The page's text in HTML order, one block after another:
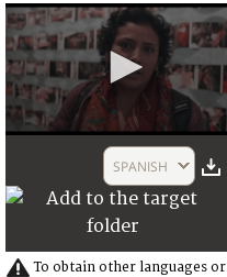
2
seconds
SPANISH
To obtain other languages or